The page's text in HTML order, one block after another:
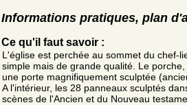
Informations pratiques, plan
Ce qu'il faut savoir :
L'église est perchée au sommet du chef-
simple mais de grande qualité. Le
une porte magnifiquement sculptée
A l'intérieur, les 28 panneaux sculptés
scènes de l'Ancien et du Nouveau